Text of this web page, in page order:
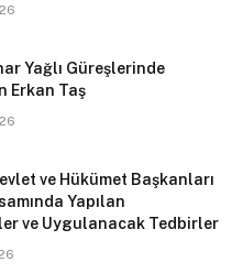
Yağlı Güreşlerinde
Erkan Taş
ve Hükümet Başkanları
Yapılan
ve Uygulanacak Tedbirler